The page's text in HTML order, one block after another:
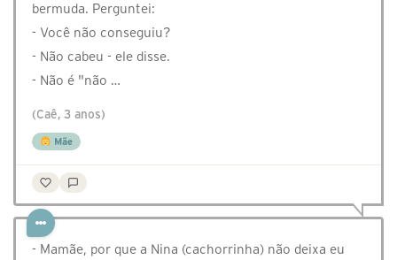
bermuda. Perguntei:
- Você não conseguiu?
- Não cabeu - ele disse.
- Não é "não …
(Caê, 3 anos)
Mãe
- Mamãe, por que a Nina (cachorrinha) não deixa eu